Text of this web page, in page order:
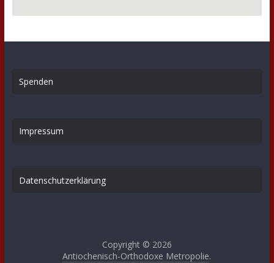
Spenden
Impressum
Datenschutzerklärung
Copyright © 2026
Antiochenisch-Orthodoxe Metropolie.